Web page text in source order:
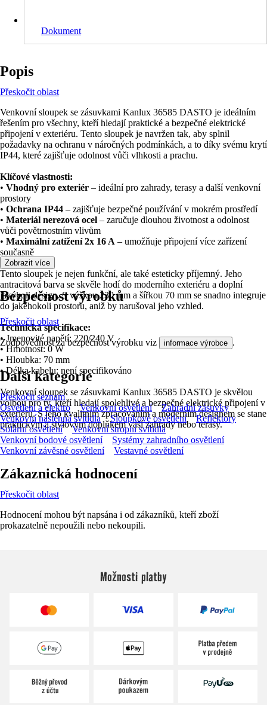
Dokument
Popis
Přeskočit oblast
Venkovní sloupek se zásuvkami Kanlux 36585 DASTO je ideálním
řešením pro všechny, kteří hledají praktické a bezpečné elektrické
připojení v exteriéru. Tento sloupek je navržen tak, aby splnil
požadavky na ochranu v náročných podmínkách, a to díky svému krytí
IP44, které zajišťuje odolnost vůči vlhkosti a prachu.
Klíčové vlastnosti:
• Vhodný pro exteriér – ideální pro zahrady, terasy a další venkovní
prostory
• Ochrana IP44 – zajišťuje bezpečné používání v mokrém prostředí
• Materiál nerezová ocel – zaručuje dlouhou životnost a odolnost
vůči povětrnostním vlivům
• Maximální zatížení 2x 16 A – umožňuje připojení více zařízení
současně
Tento sloupek je nejen funkční, ale také esteticky příjemný. Jeho
antracitová barva se skvěle hodí do moderního exteriéru a doplní
jakýkoli design. S výškou 230 mm a šířkou 70 mm se snadno integruje
do jakéhokoli prostoru, aniž by narušoval jeho vzhled.
Technická specifikace:
• Jmenovité napětí: 220/240 V
• Hmotnost: 0 W
• Hloubka: 70 mm
• Délka kabelu: není specifikováno
Venkovní sloupek se zásuvkami Kanlux 36585 DASTO je skvělou
volbou pro ty, kteří hledají spolehlivé a bezpečné elektrické připojení v
exteriéru. S jeho kvalitním zpracováním a moderním designem se stane
praktickým a stylovým doplňkem vaší zahrady nebo terasy.
Zobrazit více
Bezpečnost výrobků
Přeskočit oblast
Zodpovědnost za bezpečnost výrobku viz informace výrobce .
Další kategorie
Přeskočit seznam
Osvětlení a elektro
Venkovní osvětlení
Zahradní zásuvky
Venkovní nástěnná svítidla
Sloupkové osvětlení
Reflektory
Solární osvětlení
Venkovní stropní svítidla
Venkovní bodové osvětlení
Systémy zahradního osvětlení
Venkovní závěsné osvětlení
Vestavné osvětlení
Zákaznická hodnocení
Přeskočit oblast
Hodnocení mohou být napsána i od zákazníků, kteří zboží
prokazatelně nepoužili nebo nekoupili.
Možnosti platby